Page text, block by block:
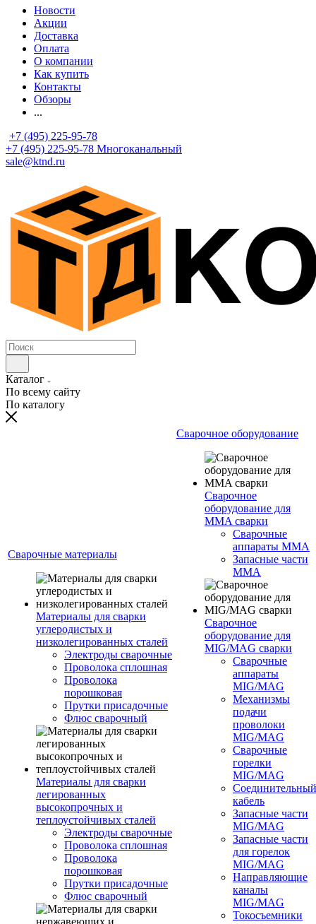
Новости
Акции
Доставка
Оплата
О компании
Как купить
Контакты
Обзоры
...
+7 (495) 225-95-78
+7 (495) 225-95-78 Многоканальный
sale@ktnd.ru
Каталог
По всему сайту
По каталогу
Сварочные материалы
Материалы для сварки
углеродистых и
низколегированных сталей
Электроды сварочные
Проволока сплошная
Проволока
порошковая
Прутки присадочные
Флюс сварочный
Материалы для сварки
легированных
высокопрочных и
теплоустойчивых сталей
Электроды сварочные
Проволока сплошная
Проволока
порошковая
Прутки присадочные
Флюс сварочный
Сварочное оборудование
Сварочное
оборудование для
MMA сварки
Сварочные
аппараты MMA
Запасные части
MMA
Сварочное
оборудование для
MIG/MAG сварки
Сварочные
аппараты
MIG/MAG
Механизмы
подачи
проволоки
MIG/MAG
Сварочные
горелки
MIG/MAG
Соединительный
кабель
Запасные части
MIG/MAG
Запасные части
для горелок
MIG/MAG
Направляющие
каналы
MIG/MAG
Токосъемники